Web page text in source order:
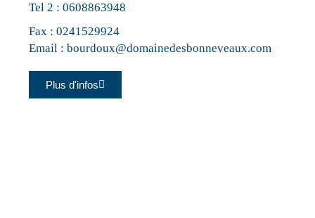
Tel 2 :0608863948
Fax : 0241529924
Email :bourdoux@domainedesbonneveaux.com
Plus d'infos